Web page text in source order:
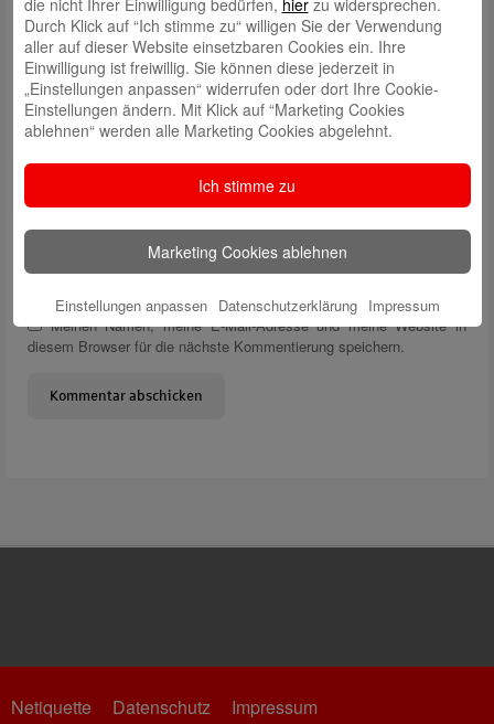
sind mit*markiert
Name*
Meinen Namen, meine E-Mail-Adresse und meine Website in
diesem Browser für die nächste Kommentierung speichern.
Netiquette Datenschutz Impressum
die nicht Ihrer Einwilligung bedürfen, hierzu widersprechen.
Durch Klick auf “Ich stimme zu“ willigen Sie der Verwendung
aller auf dieser Website einsetzbaren Cookies ein. Ihre
Einwilligung ist freiwillig. Sie können diese jederzeit in
„Einstellungen anpassen“ widerrufen oder dort Ihre Cookie-
Einstellungen ändern. Mit Klick auf “Marketing Cookies
ablehnen“ werden alle Marketing Cookies abgelehnt.
Ich stimme zu
Marketing Cookies ablehnen
Einstellungen anpassen Datenschutzerklärung Impressum